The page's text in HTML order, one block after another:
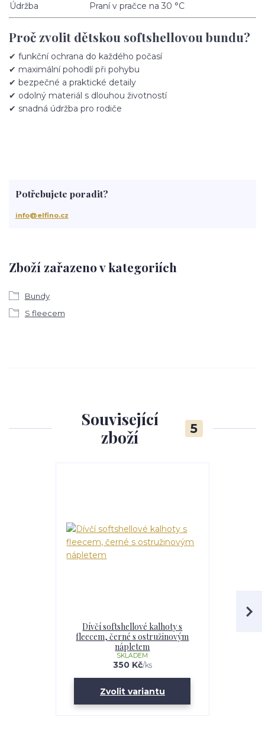
Údržba
Praní v pračce na 30 °C
Proč zvolit dětskou softshellovou bundu?
✔ funkční ochrana do každého počasí
✔ maximální pohodlí při pohybu
✔ bezpečné a praktické detaily
✔ odolný materiál s dlouhou životností
✔ snadná údržba pro rodiče
Zboží zařazeno v kategoriích
Bundy
S fleecem
Potřebujete poradit?
info@elfino.cz
Související
zboží
5
Dívčí softshellové kalhoty s
fleecem, černé s ostružinovým
nápletem
350 Kč/ks
SKLADEM
Zvolit variantu